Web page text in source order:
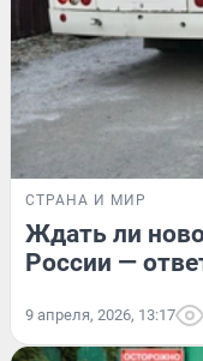
СТРАНА И МИР
Ждать ли
России —
9 апреля, 2026, 13:17